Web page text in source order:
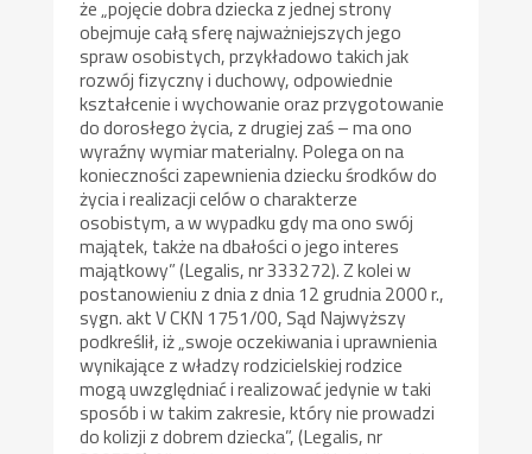
że „pojęcie dobra dziecka z jednej strony
obejmuje całą sferę najważniejszych jego
spraw osobistych, przykładowo takich jak
rozwój fizyczny i duchowy, odpowiednie
kształcenie i wychowanie oraz przygotowanie
do dorosłego życia, z drugiej zaś – ma ono
wyraźny wymiar materialny. Polega on na
konieczności zapewnienia dziecku środków do
życia i realizacji celów o charakterze
osobistym, a w wypadku gdy ma ono swój
majątek, także na dbałości o jego interes
majątkowy” (Legalis, nr 333272). Z kolei w
postanowieniu z dnia z dnia 12 grudnia 2000 r.,
sygn. akt V CKN 1751/00, Sąd Najwyższy
podkreślił, iż „swoje oczekiwania i uprawnienia
wynikające z władzy rodzicielskiej rodzice
mogą uwzględniać i realizować jedynie w taki
sposób i w takim zakresie, który nie prowadzi
do kolizji z dobrem dziecka”, (Legalis, nr